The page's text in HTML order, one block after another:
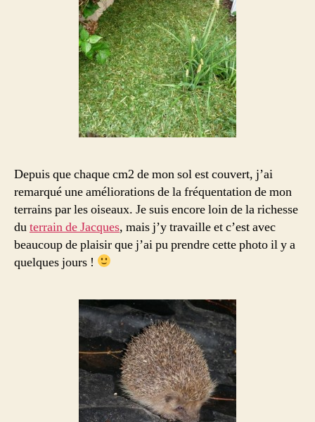
Depuis que chaque cm2 de mon sol est couvert, j’ai
remarqué une améliorations de la fréquentation de mon
terrains par les oiseaux. Je suis encore loin de la richesse
duterrain de Jacques, mais j’y travaille et c’est avec
beaucoup de plaisir que j’ai pu prendre cette photo il y a
quelques jours !